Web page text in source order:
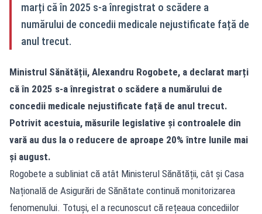
marți că în 2025 s-a înregistrat o scădere a
numărului de concedii medicale nejustificate față de
anul trecut.
Ministrul Sănătății, Alexandru Rogobete, a declarat marți
că în 2025 s-a înregistrat o scădere a numărului de
concedii medicale nejustificate față de anul trecut.
Potrivit acestuia, măsurile legislative și controalele din
vară au dus la o reducere de aproape 20% între lunile mai
și august.
Rogobete a subliniat că atât Ministerul Sănătății, cât și Casa
Națională de Asigurări de Sănătate continuă monitorizarea
fenomenului. Totuși, el a recunoscut că rețeaua concediilor